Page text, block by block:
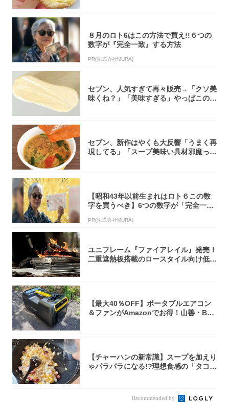
８月のロト6はこの方法で買え!!６つの
数字が『完全一致』する方法
PR(株式会社MURA)
セブン、人気すぎて再々販売→「クソ美
味くね？」「美味すぎる」やっぱこのク
セブン、新作はやくも大反響「うまく再
現してる」「スープ美味い具材邪魔って
【昭和43年以前生まれはロト６この数
字を買うべき】6つの数字が「完全一
PR(株式会社MURA)
ユニフレーム『ファイアレイル』発売！
二重遮熱板搭載のロースタイル向け低型
【最大40％OFF】ポータブルエアコン
＆ファンがAmazonでお得！山善・Bo
【チャーハンの新常識】スープを加えり
ゃパラパラになる!?理想食感の「タコチ
Recommended by